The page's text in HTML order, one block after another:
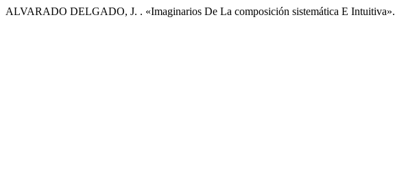
ALVARADO DELGADO, J. . «Imaginarios De La composición sistemática E Intuitiva».